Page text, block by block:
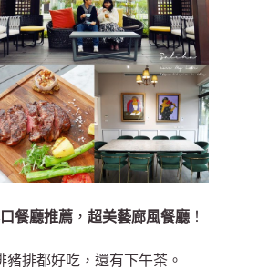
餐廳推薦 ，超美藝廊風餐廳 ！
豬排都好吃，還有下午茶。